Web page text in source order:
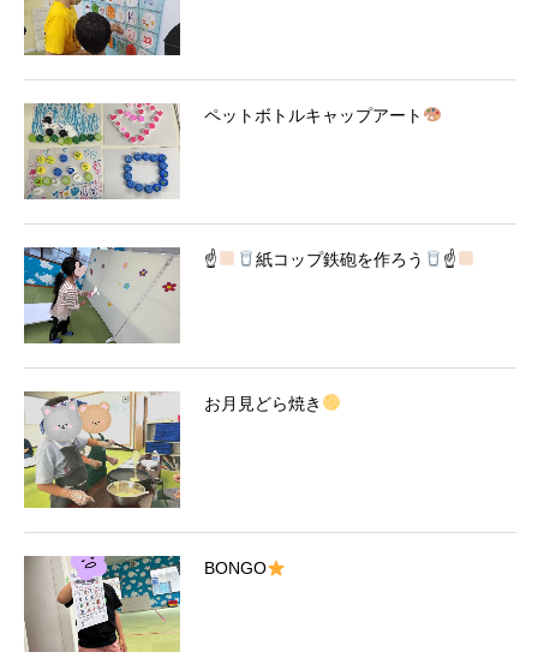
ペットボトルキャップアート
☝ 紙コップ鉄砲を作ろう ☝
お月見どら焼き
BONGO